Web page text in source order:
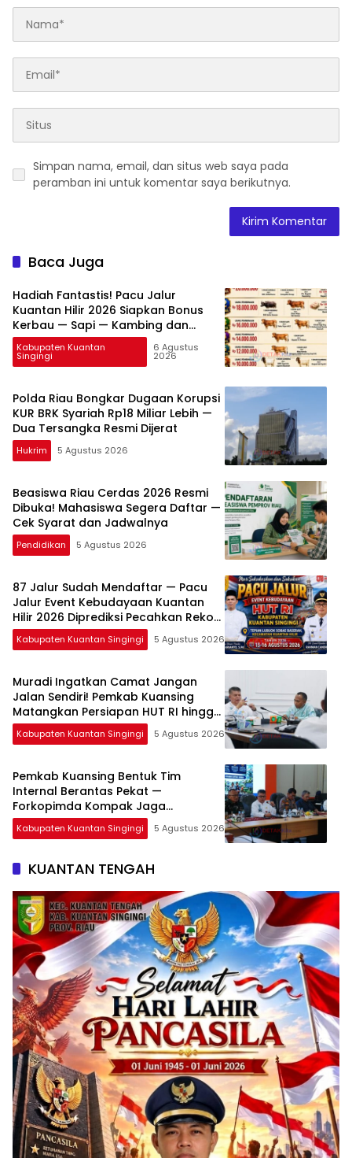
Simpan nama, email, dan situs web saya pada
peramban ini untuk komentar saya berikutnya.
Baca Juga
Hadiah Fantastis! Pacu Jalur
Kuantan Hilir 2026 Siapkan Bonus
Kerbau — Sapi — Kambing dan
Puluhan Juta Rupiah
Kabupaten Kuantan
Singingi
6 Agustus
2026
Polda Riau Bongkar Dugaan Korupsi
KUR BRK Syariah Rp18 Miliar Lebih —
Dua Tersangka Resmi Dijerat
Hukrim 5 Agustus 2026
Beasiswa Riau Cerdas 2026 Resmi
Dibuka! Mahasiswa Segera Daftar —
Cek Syarat dan Jadwalnya
Pendidikan 5 Agustus 2026
87 Jalur Sudah Mendaftar — Pacu
Jalur Event Kebudayaan Kuantan
Hilir 2026 Diprediksi Pecahkan Rekor
Peserta
Kabupaten Kuantan Singingi 5 Agustus 2026
Muradi Ingatkan Camat Jangan
Jalan Sendiri! Pemkab Kuansing
Matangkan Persiapan HUT RI hingga
Pacu Jalur Nasional
Kabupaten Kuantan Singingi 5 Agustus 2026
Pemkab Kuansing Bentuk Tim
Internal Berantas Pekat —
Forkopimda Kompak Jaga
Keamanan Daerah
Kabupaten Kuantan Singingi 5 Agustus 2026
KUANTAN TENGAH